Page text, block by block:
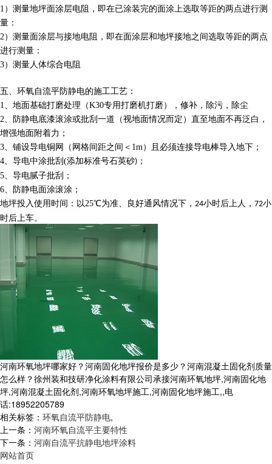
1 ）测量地坪面涂层电阻，即在已涂装完的面涂上选取等距的两点进行测
量：
2）测量面涂层与接地电阻，即在面涂层和地坪接地之间选取等距的两点
进行测量：
3）测量人体综合电阻
五、 环氧自流平防静电的施工工艺：
1、 地面基础打磨处理（K30专用打磨机打磨），修补，除污，除尘
2、
防静电底漆滚涂或批刮一道（视地面情况而定）直至地面不再泛白，
增强地面附着力；
3、 铺设导电铜网（网格间距之间＜ 1m）且必须连接导电棒导入地下；
4、 导电中涂批刮 (添加标准号石英砂) ；
5、 导电腻子批刮；
6、
防静电面涂滚涂；
地坪投入使用时间：以25℃为准、良好通风情况下， 24小时后上人， 72小
时后上车。
河南环氧地坪哪家好？河南固化地坪报价是多少？河南混凝土固化剂质量
怎么样？徐州装和技研净化涂料有限公司承接河南环氧地坪,河南固化地
坪,河南混凝土固化剂,河南环氧地坪施工,河南固化地坪施工,,电
话:18952205789
相关标签： 环氧自流平防静电,
上一条： 河南环氧自流平主要特性
下一条： 河南自流平抗静电地坪涂料
网站首页